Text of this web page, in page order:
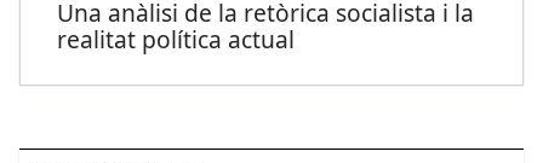
Una anàlisi de la retòrica socialista i la
realitat política actual